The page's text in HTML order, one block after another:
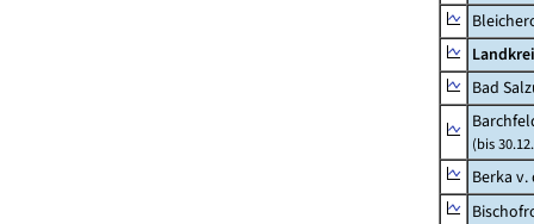
Bad
(bis
Berka v.